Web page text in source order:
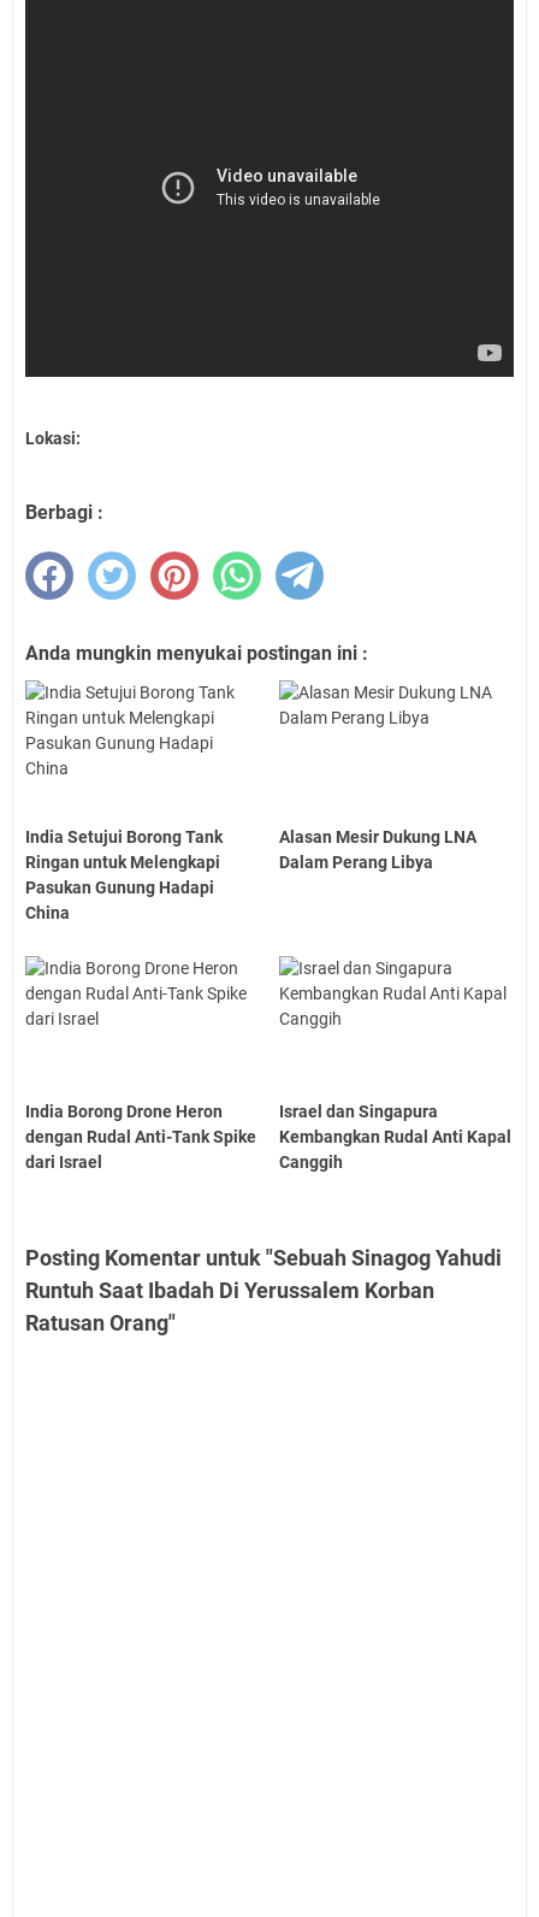
Lokasi:
Berbagi :
Anda mungkin menyukai postingan ini :
India Setujui Borong Tank
Ringan untuk Melengkapi
Pasukan Gunung Hadapi
China
Alasan Mesir Dukung LNA
Dalam Perang Libya
India Borong Drone Heron
dengan Rudal Anti-Tank Spike
dari Israel
Israel dan Singapura
Kembangkan Rudal Anti Kapal
Canggih
Posting Komentar untuk "Sebuah Sinagog Yahudi
Runtuh Saat Ibadah Di Yerussalem Korban
Ratusan Orang"